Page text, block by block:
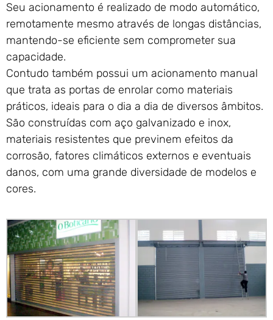
RJ
Seu acionamento é realizado de modo automático,
remotamente mesmo através de longas distâncias,
mantendo-se eficiente sem comprometer sua
capacidade.
Contudo também possui um acionamento manual
que trata as portas de enrolar como materiais
práticos, ideais para o dia a dia de diversos âmbitos.
São construídas com aço galvanizado e inox,
materiais resistentes que previnem efeitos da
corrosão, fatores climáticos externos e eventuais
danos, com uma grande diversidade de modelos e
cores.